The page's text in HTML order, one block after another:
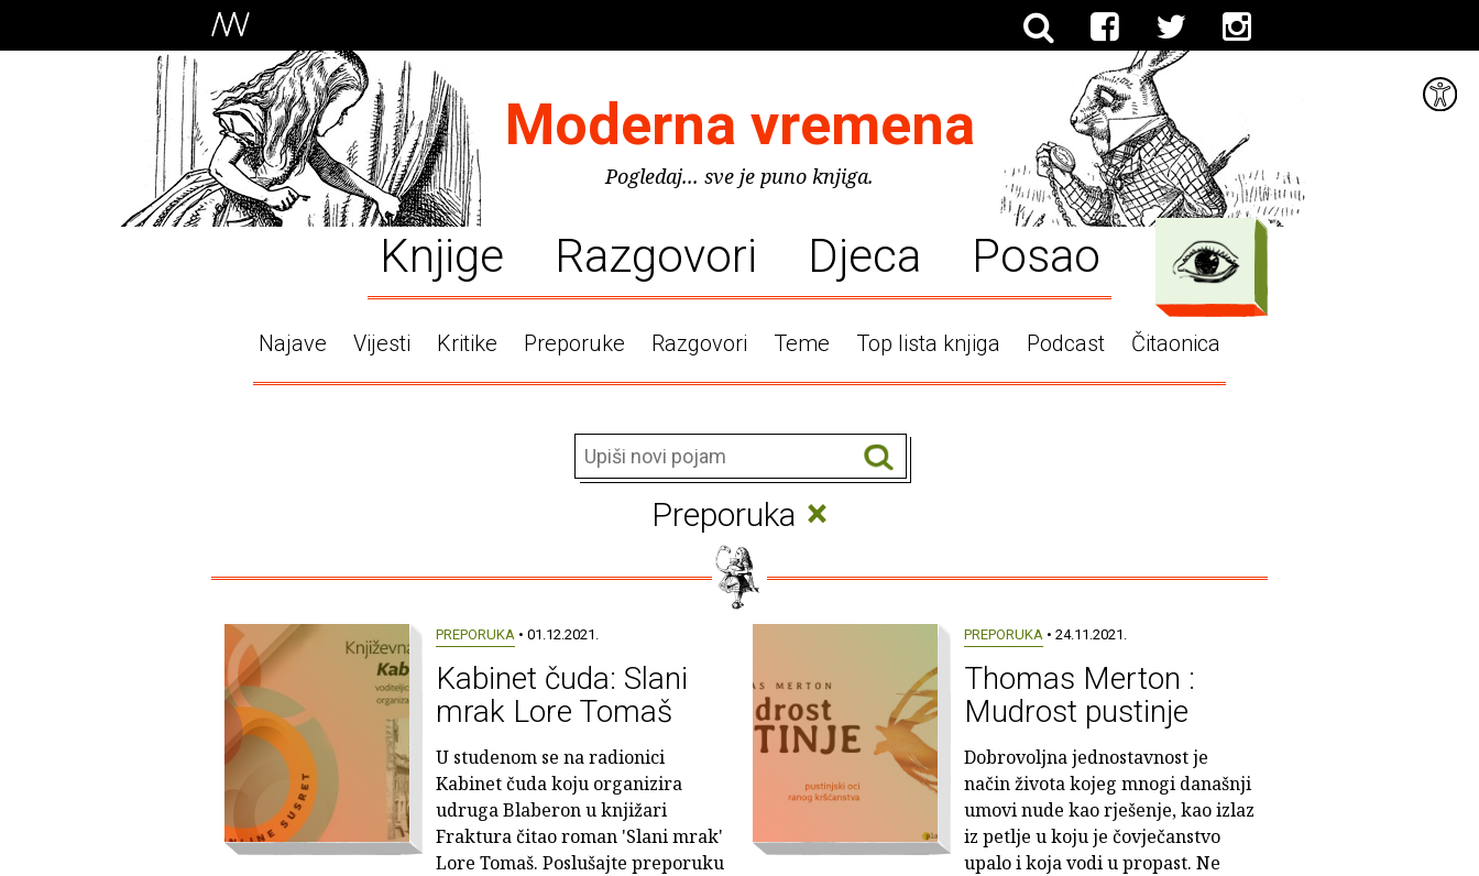
Moderna vremena
Pogledaj... sve je puno knjiga.
Knjige Razgovori Djeca Posao
Najave Vijesti Kritike Preporuke Razgovori Teme Top lista knjiga Podcast Čitaonica
Preporuka ×
PREPORUKA • 01.12.2021.
Kabinet čuda: Slani
mrak Lore Tomaš
U studenom se na radionici
Kabinet čuda koju organizira
udruga Blaberon u knjižari
Fraktura čitao roman 'Slani mrak'
Lore Tomaš. Poslušajte preporuku
PREPORUKA • 24.11.2021.
Thomas Merton :
Mudrost pustinje
Dobrovoljna jednostavnost je
način života kojeg mnogi današnji
umovi nude kao rješenje, kao izlaz
iz petlje u koju je čovječanstvo
upalo i koja vodi u propast. Ne